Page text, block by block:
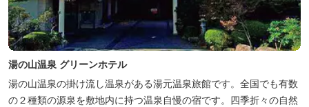
湯の山温泉 グリーンホテル
湯の山温泉の掛け流し温泉がある湯元温泉旅館です。全国でも有数
の２種類の源泉を敷地内に持つ温泉自慢の宿です。四季折々の自然